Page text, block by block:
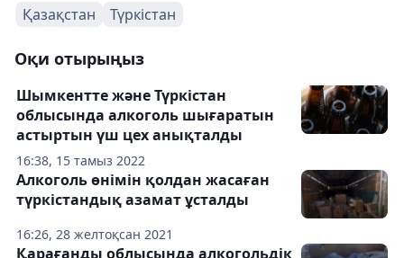
Қазақстан Түркістан
Оқи отырыңыз
16:38, 15 тамыз 2022
Шымкентте және Түркістан
облысында алкоголь шығаратын
астыртын үш цех анықталды
16:26, 28 желтоқсан 2021
Алкоголь өнімін қолдан жасаған
түркістандық азамат ұсталды
Қарағанды ​​облысында алкогольдік